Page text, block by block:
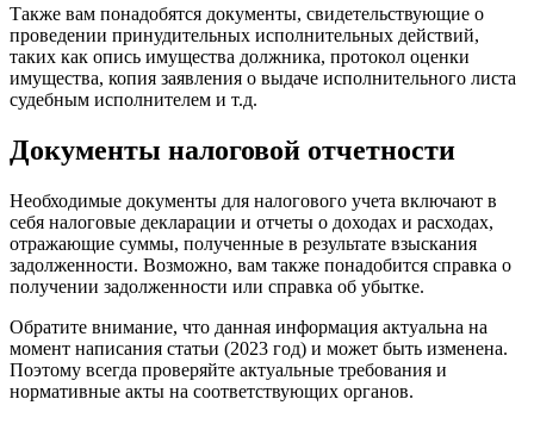
Также вам понадобятся документы, свидетельствующие о
проведении принудительных исполнительных действий,
таких как опись имущества должника, протокол оценки
имущества, копия заявления о выдаче исполнительного листа
судебным исполнителем и т.д.
Документы налоговой отчетности
Необходимые документы для налогового учета включают в
себя налоговые декларации и отчеты о доходах и расходах,
отражающие суммы, полученные в результате взыскания
задолженности. Возможно, вам также понадобится справка о
получении задолженности или справка об убытке.
Обратите внимание, что данная информация актуальна на
момент написания статьи (2023 год) и может быть изменена.
Поэтому всегда проверяйте актуальные требования и
нормативные акты на соответствующих органов.